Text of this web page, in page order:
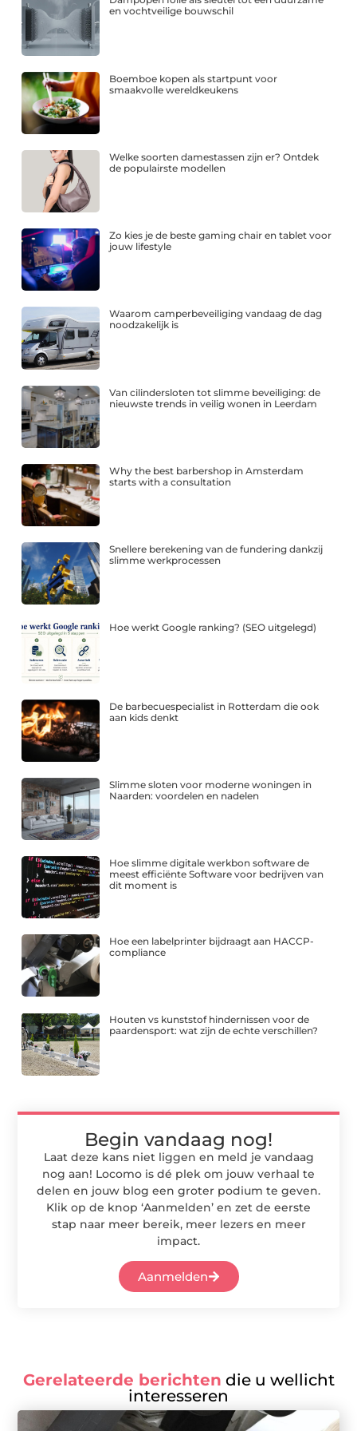
en vochtveilige bouwschil
Boemboe kopen als startpunt voor
smaakvolle wereldkeukens
Welke soorten damestassen zijn er? Ontdek
de populairste modellen
Zo kies je de beste gaming chair en tablet voor
jouw lifestyle
Waarom camperbeveiliging vandaag de dag
noodzakelijk is
Van cilindersloten tot slimme beveiliging: de
nieuwste trends in veilig wonen in Leerdam
Why the best barbershop in Amsterdam
starts with a consultation
Snellere berekening van de fundering dankzij
slimme werkprocessen
Hoe werkt Google ranking? (SEO uitgelegd)
De barbecuespecialist in Rotterdam die ook
aan kids denkt
Slimme sloten voor moderne woningen in
Naarden: voordelen en nadelen
Hoe slimme digitale werkbon software de
meest efficiënte Software voor bedrijven van
dit moment is
Hoe een labelprinter bijdraagt aan HACCP-
compliance
Houten vs kunststof hindernissen voor de
paardensport: wat zijn de echte verschillen?
Begin vandaag nog!
Laat deze kans niet liggen en meld je vandaag
nog aan! Locomo is dé plek om jouw verhaal te
delen en jouw blog een groter podium te geven.
Klik op de knop ‘Aanmelden’ en zet de eerste
stap naar meer bereik, meer lezers en meer
impact.
Aanmelden
Gerelateerde berichten die u wellicht
interesseren